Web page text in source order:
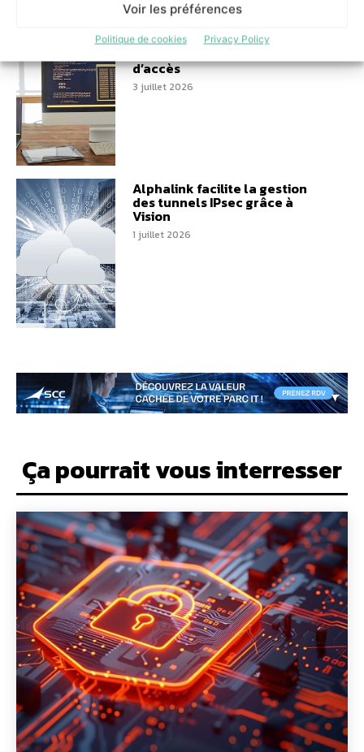
Voir les préférences
Politique de cookies Privacy Policy
Genetec repensent la
d’accès
3 juillet 2026
Alphalink facilite la gestion
des tunnels IPsec grâce à
Vision
1 juillet 2026
Ça pourrait vous interresser